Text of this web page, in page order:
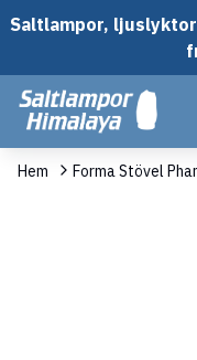
Saltlampor,
Hem Forma Stövel